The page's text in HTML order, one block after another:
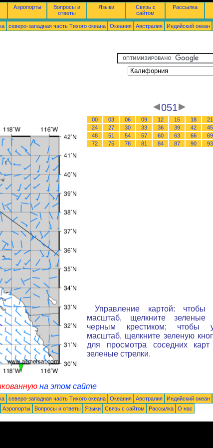
Аэропорты
Вопросы и
ответы
Языки
Связь с
сайтом
Рассылка
северо-западная часть Tихого океана Океания Австралия Индийский океан
051
00 03 06 09 12 15 18
21
24
27 30 33 36 39 42
45
48
51 54 57 60 63 66
69
72
75 78 81 84 87 90 93
Управление картой: чтобы
масштаб, щелкните зеленые
черным крестиком; чтобы
масштаб, щелкните зеленую
для просмотра соседних карт
зеленые стрелки.
на этом сайте
северо-западная часть Tихого океана Океания Австралия Индийский океан
Аэропорты Вопросы и ответы Языки Связь с сайтом Рассылка О нас